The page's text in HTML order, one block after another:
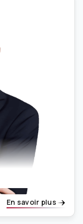
En savoir plus